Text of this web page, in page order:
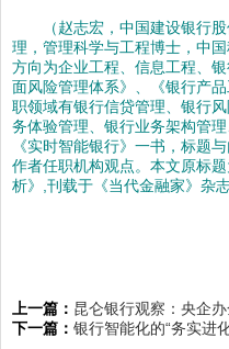
（赵志宏，中国建设银行股
理，管理科学与工程博士，中
方向为企业工程、信息工程、
面风险管理体系》、《银行产
职领域有银行信贷管理、银行
务体验管理、银行业务架构管
《实时智能银行》一书，标题
作者任职机构观点。本文原标
析》,刊载于《当代金融家》杂
上一篇： 昆仑银行观察：央企
下一篇： 银行智能化的“务实进